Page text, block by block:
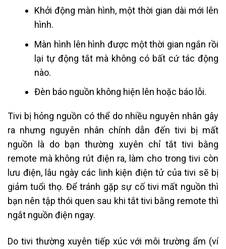
Khởi động màn hình, một thời gian dài mới lên
hình.
Màn hình lên hình được một thời gian ngắn rồi
lại tự động tắt mà không có bất cứ tác động
nào.
Đèn báo nguồn không hiện lên hoặc báo lỗi.
Tivi bị hỏng nguồn có thể do nhiều nguyên nhân gây
ra nhưng nguyên nhân chính dẫn đến tivi bị mất
nguồn là do bạn thường xuyên chỉ tắt tivi bằng
remote mà không rút điện ra, làm cho trong tivi còn
lưu điện, lâu ngày các linh kiện điện tử của tivi sẽ bị
giảm tuổi thọ. Để tránh gặp sự cố tivi mất nguồn thì
bạn nên tập thói quen sau khi tắt tivi bằng remote thì
ngắt nguồn điện ngay.
Do tivi thường xuyên tiếp xúc với môi trường ẩm (ví